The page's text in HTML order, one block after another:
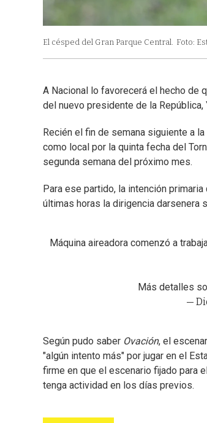
El césped del Gran Parque Central. Foto:
A Nacional lo favorecerá el hecho de
del nuevo presidente de la República,
Recién el fin de semana siguiente a
como local por la quinta fecha del
segunda semana del próximo mes.
Para ese partido, la intención
últimas horas la dirigencia darsenera
Máquina aireadora comenzó a
Más detalles
—
Según pudo saber Ovación, el
"algún intento más" por jugar en el
firme en que el escenario fijado para
tenga actividad en los días previos.